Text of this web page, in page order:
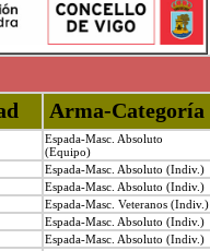
Arma-Categoría
Espada-Masc. Absoluto
(Equipo)
Espada-Masc. Absoluto (Indiv.)
Espada-Masc. Absoluto (Indiv.)
Espada-Masc. Veteranos (Indiv.)
Espada-Masc. Absoluto (Indiv.)
Espada-Masc. Absoluto (Indiv.)